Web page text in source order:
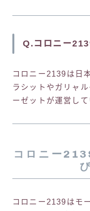
Q.コロニー
コロニー2139は日
ラシットやガリャ
ーゼットが運営して
コロニー
コロニー2139はモ